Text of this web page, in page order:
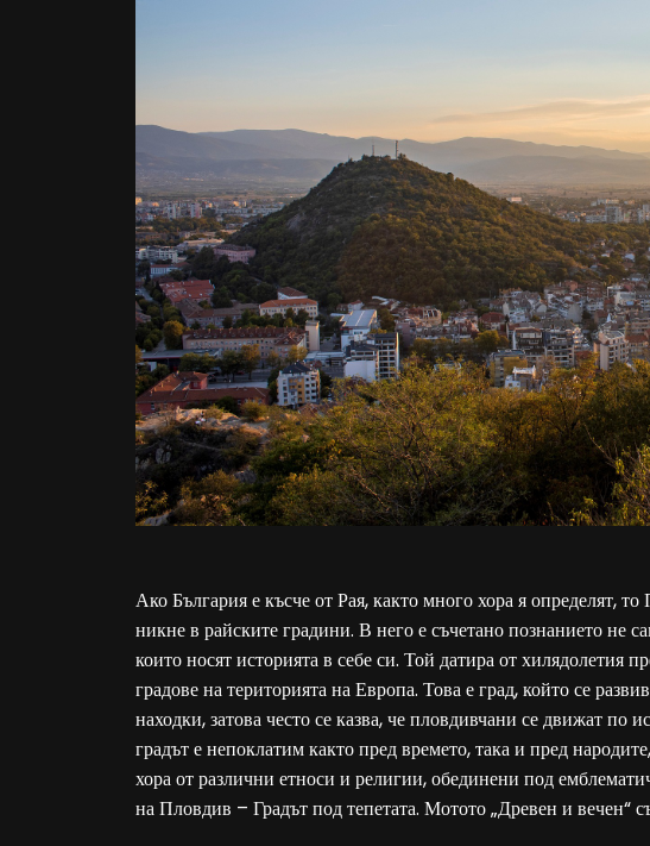
Ако България е късче от Рая, както много хора я определят,
никне в райските градини. В него е съчетано познанието не
които носят историята в себе си. Той датира от хилядолетия
градове на територията на Европа. Това е град, който се
находки, затова често се казва, че пловдивчани се движат
градът е непоклатим както пред времето, така и пред
хора от различни етноси и религии, обединени под
на Пловдив – Градът под тепетата. Мотото „Древен и вечен“